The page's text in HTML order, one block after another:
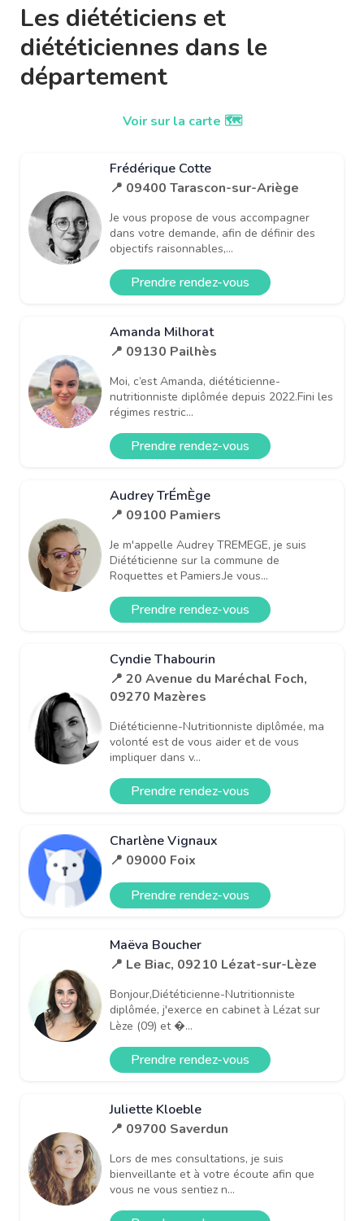
Les diététiciens et
diététiciennes dans le
département
Voir sur la carte 🗺️
Frédérique Cotte
📍 09400 Tarascon-sur-Ariège
Je vous propose de vous accompagner
dans votre demande, afin de définir des
objectifs raisonnables,...
Prendre rendez-vous
Amanda Milhorat
📍 09130 Pailhès
Moi, c’est Amanda, diététicienne-
nutritionniste diplômée depuis 2022.Fini les
régimes restric...
Prendre rendez-vous
Audrey TrÉmÈge
📍 09100 Pamiers
Je m'appelle Audrey TREMEGE, je suis
Diététicienne sur la commune de
Roquettes et Pamiers.Je vous...
Prendre rendez-vous
Cyndie Thabourin
📍 20 Avenue du Maréchal Foch,
09270 Mazères
Diététicienne-Nutritionniste diplômée, ma
volonté est de vous aider et de vous
impliquer dans v...
Prendre rendez-vous
Charlène Vignaux
📍 09000 Foix
Prendre rendez-vous
Maëva Boucher
📍 Le Biac, 09210 Lézat-sur-Lèze
Bonjour,Diététicienne-Nutritionniste
diplômée, j'exerce en cabinet à Lézat sur
Lèze (09) et �...
Prendre rendez-vous
Juliette Kloeble
📍 09700 Saverdun
Lors de mes consultations, je suis
bienveillante et à votre écoute afin que
vous ne vous sentiez n...